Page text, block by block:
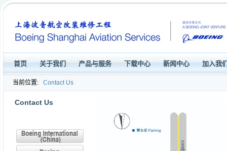
首页 关于我们 产品与服务 下载中心 新闻中心 加入我
当前位置: Contact Us
Contact Us